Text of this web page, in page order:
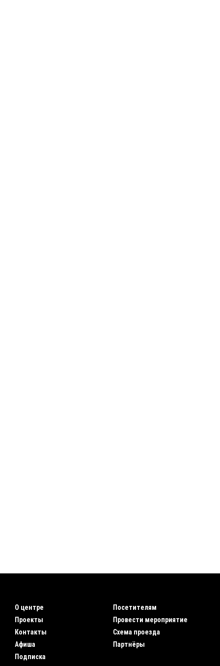
О центре
Проекты
Контакты
Афиша
Подписка
Посетителям
Провести мероприятие
Схема проезда
Партнёры